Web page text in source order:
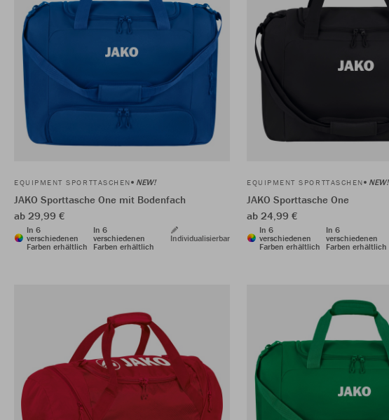
EQUIPMENT SPORTTASCHEN NEW!
JAKO Sporttasche One mit Bodenfach
ab 29,99 €
In 6
verschiedenen
Farben erhältlich
In 6
verschiedenen
Farben erhältlich
Individualisierbar
EQUIPMENT SPORTTASCHEN NEW!
JAKO Sporttasche One
ab 24,99 €
In 6
verschiedenen
Farben erhältlich
In 6
verschiedenen
Farben erhältlich